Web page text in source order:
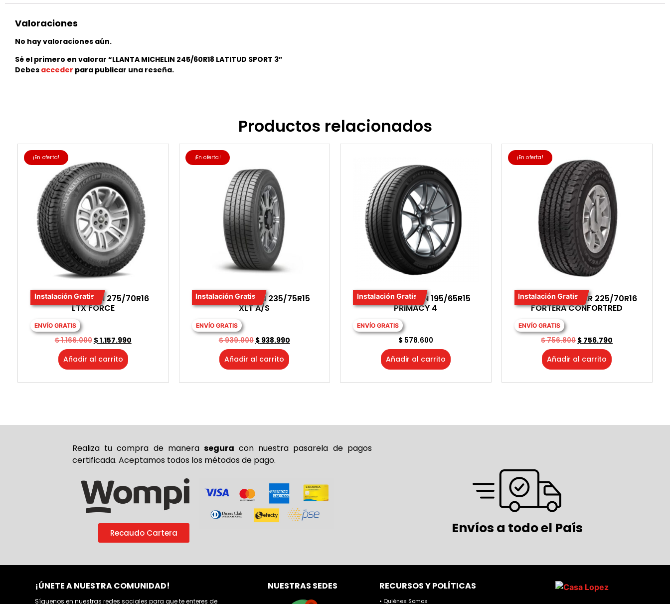
Valoraciones
No hay valoraciones aún.
Sé el primero en valorar “LLANTA MICHELIN 245/60R18 LATITUD SPORT 3”
Debes acceder para publicar una reseña.
Productos relacionados
¡En oferta!
Instalación Gratis
LLANTA MICHELIN 275/70R16
LTX FORCE
ENVÍO GRATIS
$1.166.000 $1.157.990
Añadir al carrito
¡En oferta!
Instalación Gratis
LLANTA MICHELIN 235/75R15
XLT A/S
ENVÍO GRATIS
$939.000 $938.990
Añadir al carrito
Instalación Gratis
LLANTA MICHELIN 195/65R15
PRIMACY 4
ENVÍO GRATIS
$ 578.600
Añadir al carrito
¡En oferta!
Instalación Gratis
LLANTA GOODYEAR 225/70R16
FORTERA CONFORTRED
ENVÍO GRATIS
$756.800$ 756.790
Añadir al carrito
Realiza tu compra de manera segura con nuestra pasarela de pagos
certificada. Aceptamos todos los métodos de pago.
Recaudo Cartera Envíos a todo el País
¡ÚNETE A NUESTRA COMUNIDAD!
Síguenos en nuestras redes sociales para que te enteres de
NUESTRAS SEDES RECURSOS Y POLÍTICAS
• Quiénes Somos